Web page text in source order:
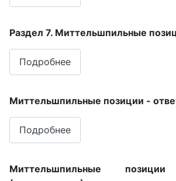
Раздел 7. Миттельшпильные
Подробнее
Миттельшпильные позиции -
Подробнее
Миттельшпильные